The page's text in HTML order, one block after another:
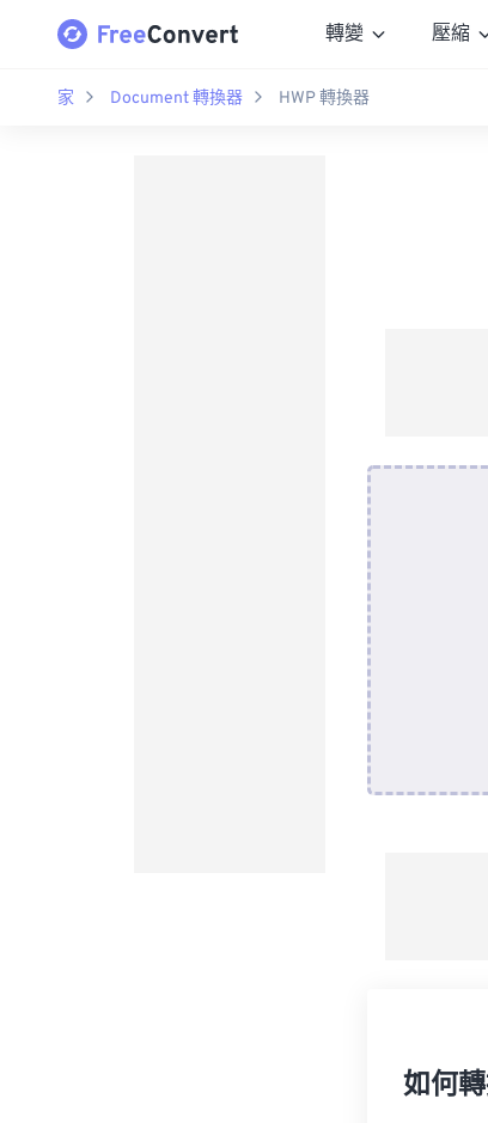
轉變 壓縮
家 Document 轉換器 HWP 轉換器
如何